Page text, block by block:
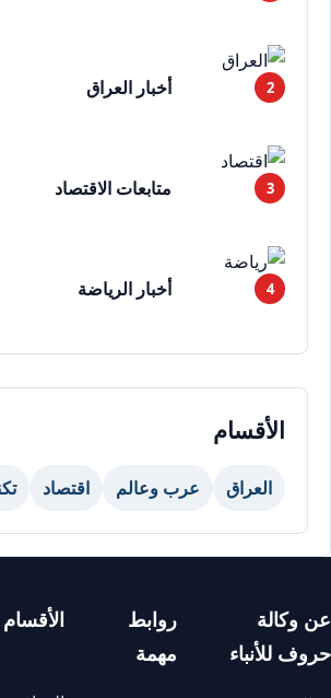
أخبار العراق
متابعات الاقتصاد
أخبار الرياضة
الأقسام
العراق عرب وعالم اقتصاد
عن وكالة
حروف للأنباء
روابط
مهمة
الأقسام